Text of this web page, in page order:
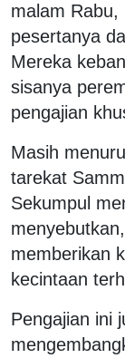
malam
pesertanya
Mereka
sisanya
pengajian
Masih
tarekat
Sekumpul
memberikan
kecintaan
Pengajian ini